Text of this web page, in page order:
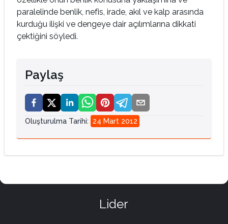
paralelinde benlik, nefis, irade, akıl ve kalp arasında
kurduğu ilişki ve dengeye dair açılımlarına dikkati
çektiğini söyledi.
Paylaş
Oluşturulma Tarihi: 24 Mart 2012
Lider